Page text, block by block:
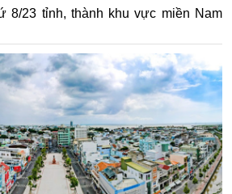
8/23 tỉnh, thành khu vực miền Nam